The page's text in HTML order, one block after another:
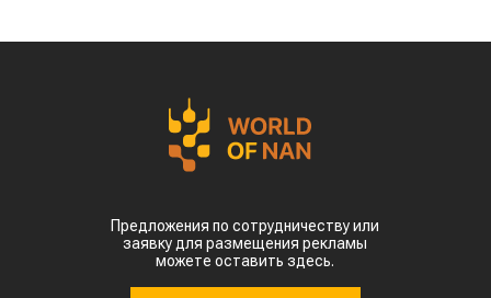
столбики термометров местами приближаются к
Высокие температуры пришлись на период
повышенная влажность создает благоприятные
условия для распространения вредителей и